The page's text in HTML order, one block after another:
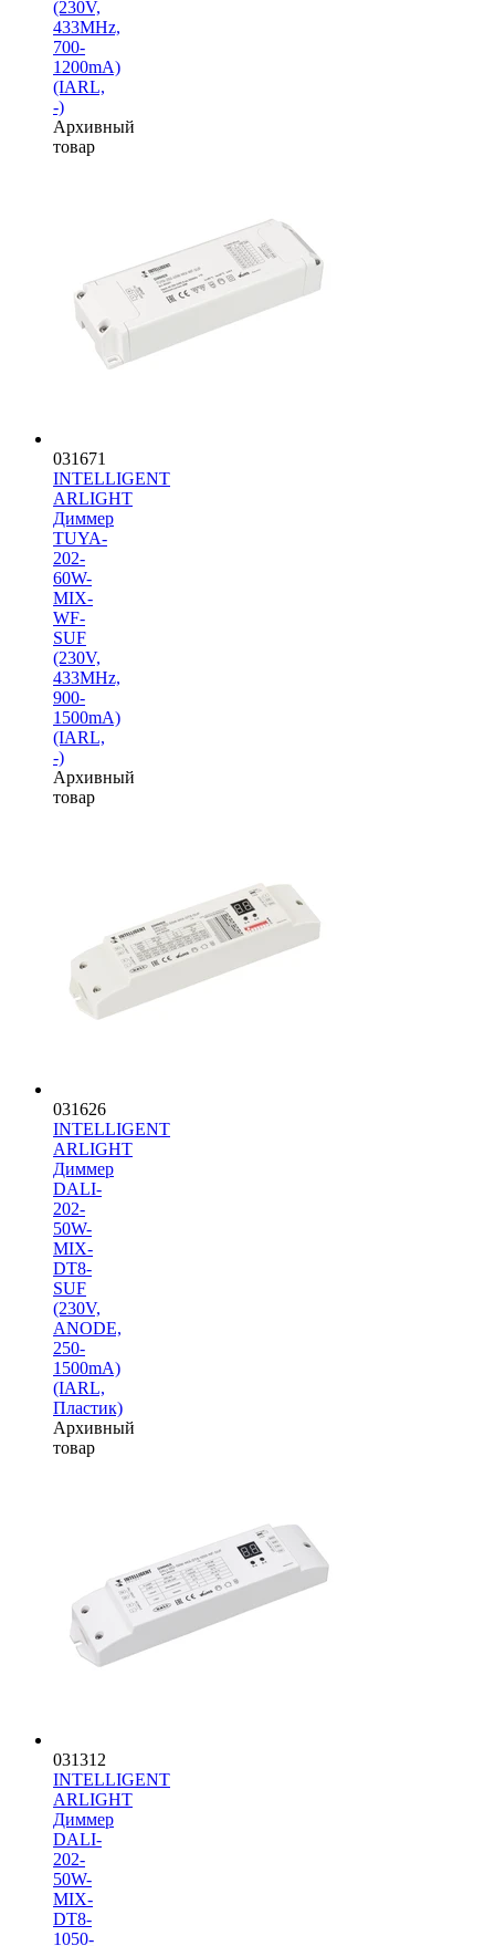
(230V,
433MHz,
700-
1200mA)
(IARL,
-)
Архивный
товар
031671
INTELLIGENT
ARLIGHT
Диммер
TUYA-
202-
60W-
MIX-
WF-
SUF
(230V,
433MHz,
900-
1500mA)
(IARL,
-)
Архивный
товар
031626
INTELLIGENT
ARLIGHT
Диммер
DALI-
202-
50W-
MIX-
DT8-
SUF
(230V,
ANODE,
250-
1500mА)
(IARL,
Пластик)
Архивный
товар
031312
INTELLIGENT
ARLIGHT
Диммер
DALI-
202-
50W-
MIX-
DT8-
1050-